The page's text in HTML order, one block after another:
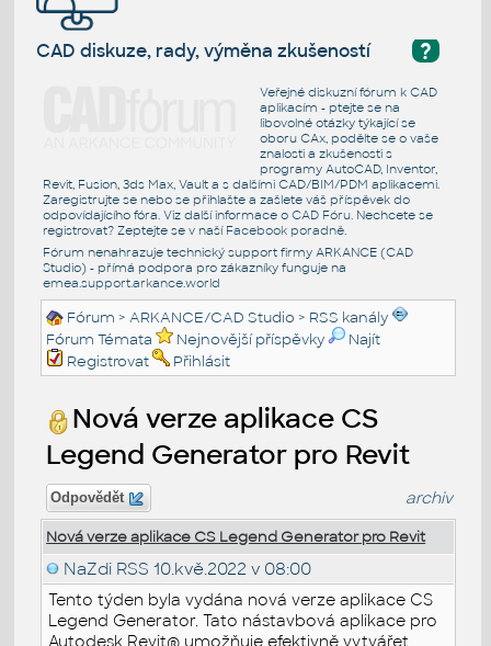
?
CAD diskuze, rady, výměna zkušeností
Veřejné diskuzní fórum k CAD
aplikacím - ptejte se na
libovolné otázky týkající se
oboru CAx, podělte se o vaše
znalosti a zkušenosti s
programy AutoCAD, Inventor,
Revit, Fusion, 3ds Max, Vault a s dalšími CAD/BIM/PDM aplikacemi.
Zaregistrujte se nebo se přihlašte a zašlete váš příspěvek do
odpovídajícího fóra. Viz další informace o CAD Fóru. Nechcete se
registrovat? Zeptejte se v naší Facebook poradně.
Fórum nenahrazuje technický support firmy ARKANCE (CAD
Studio) - přímá podpora pro zákazníky funguje na
emea.support.arkance.world
Fórum >ARKANCE/CAD Studio > RSS kanály
Fórum Témata
Nejnovější příspěvky
Najít
Registrovat
Přihlásit
Nová verze aplikace CS
Legend Generator pro Revit
Odpovědět archiv
Nová verze aplikace CS Legend Generator pro Revit
NaZdi RSS 10.kvě.2022 v 08:00
Tento týden byla vydána nová verze aplikace CS
Legend Generator. Tato nástavbová aplikace pro
Autodesk Revit® umožňuje efektivně vytvářet